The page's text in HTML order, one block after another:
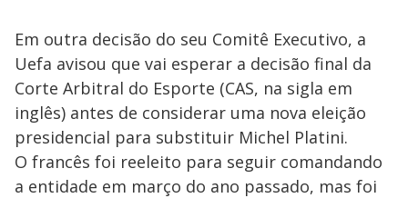
Em outra decisão do seu Comitê Executivo, a
Uefa avisou que vai esperar a decisão final da
Corte Arbitral do Esporte (CAS, na sigla em
inglês) antes de considerar uma nova eleição
presidencial para substituir Michel Platini.
O francês foi reeleito para seguir comandando
a entidade em março do ano passado, mas foi